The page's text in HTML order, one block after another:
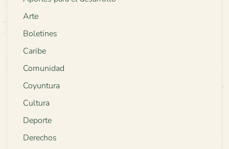
Arte
Boletines
Caribe
Comunidad
Coyuntura
Cultura
Deporte
Derechos